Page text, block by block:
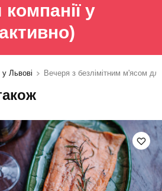
у
у Львові Вечеря з безлімітним м'ясом